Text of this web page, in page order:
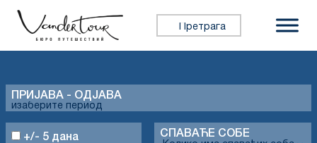
Претражи:
ПРИЈАВА - ОДЈАВА
СПАВАЋЕ СОБЕ
+/- 5 дана